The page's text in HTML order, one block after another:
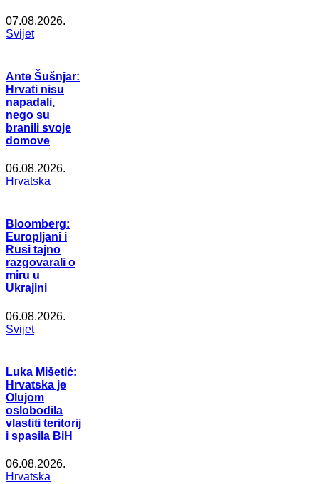
07.08.2026.
Svijet
Ante Šušnjar:
Hrvati nisu
napadali,
nego su
branili svoje
domove
06.08.2026.
Hrvatska
Bloomberg:
Europljani i
Rusi tajno
razgovarali o
miru u
Ukrajini
06.08.2026.
Svijet
Luka Mišetić:
Hrvatska je
Olujom
oslobodila
vlastiti teritorij
i spasila BiH
06.08.2026.
Hrvatska